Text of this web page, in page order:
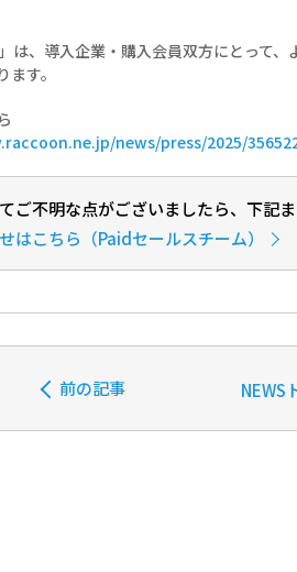
は、導入企業・購入会員双方にとって
す。
news/press/2025/
ご不明な点がございましたら、下記
はこちら（Paidセールスチーム）
前の記事 NEWS